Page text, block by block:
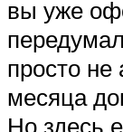
вы уже
просто не
месяца
Но здесь